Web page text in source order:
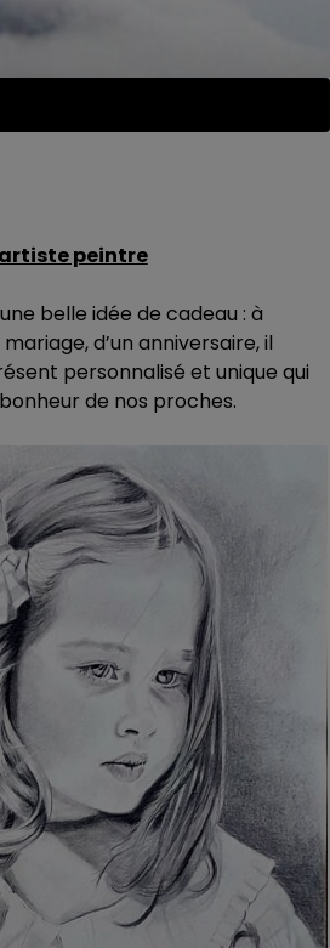
peintre
belle idée de cadeau : à
mariage, d’un anniversaire, il
personnalisé et unique qui
de nos proches.